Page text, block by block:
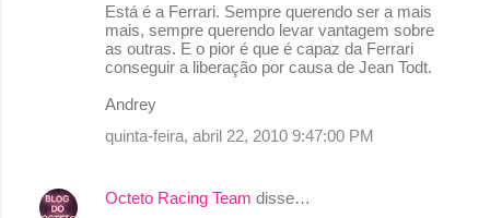
Está é a Ferrari. Sempre querendo ser a mais
mais, sempre querendo levar vantagem sobre
as outras. E o pior é que é capaz da Ferrari
conseguir a liberação por causa de Jean Todt.
Andrey
quinta-feira, abril 22, 2010 9:47:00 PM
Octeto Racing Team disse…